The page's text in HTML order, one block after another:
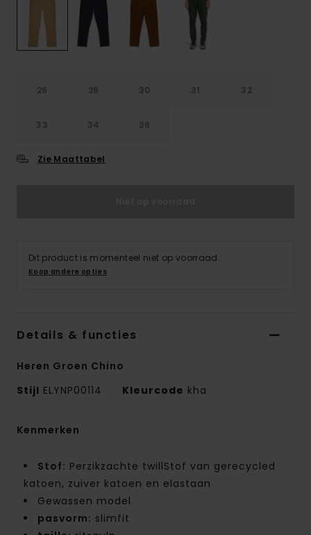
26 28 30 31 32
33 34 36
Zie Maattabel
Dit product is momenteel niet op voorraad.
Koop andere opties
Details & functies
Heren Groen Chino
Stijl ELYNP00114 Kleurcode kha
Kenmerken
Stof: Perzikzachte twillStof van gerecycled
katoen, zuiver katoen en elastaan
Gewassen model
pasvorm: slimfit